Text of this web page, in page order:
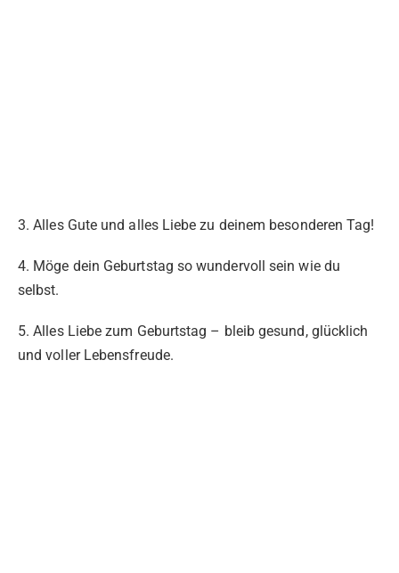
3. Alles Gute und alles Liebe zu deinem besonderen Tag!
4. Möge dein Geburtstag so wundervoll sein wie du
selbst.
5. Alles Liebe zum Geburtstag – bleib gesund, glücklich
und voller Lebensfreude.